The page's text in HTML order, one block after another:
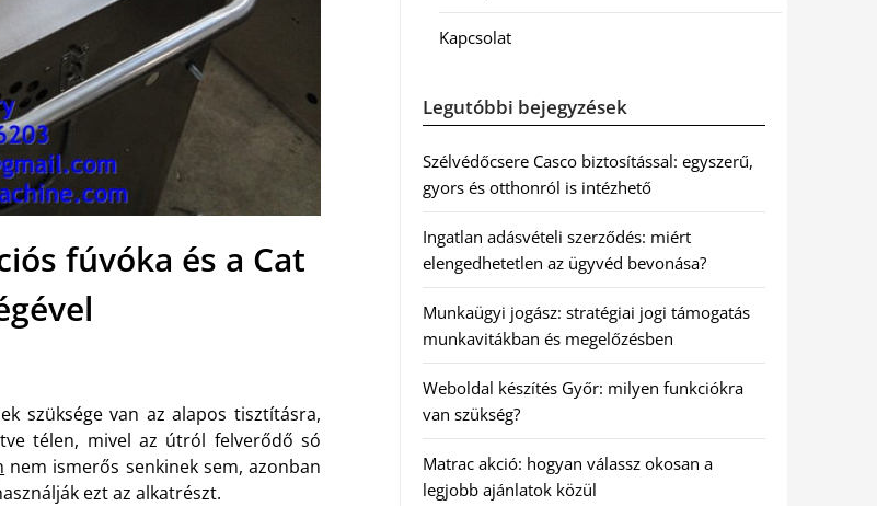
fúvóka és a Cat
szüksége van az alapos tisztításra,
télen, mivel az útról felverődő só
nem ismerős senkinek sem, azonban
ezt az alkatrészt.
Kapcsolat
Legutóbbi bejegyzések
Szélvédőcsere Casco biztosítással: egyszerű,
gyors és otthonról is intézhető
Ingatlan adásvételi szerződés: miért
elengedhetetlen az ügyvéd bevonása?
Munkaügyi jogász: stratégiai jogi támogatás
munkavitákban és megelőzésben
Weboldal készítés Győr: milyen funkciókra
van szükség?
Matrac akció: hogyan válassz okosan a
legjobb ajánlatok közül